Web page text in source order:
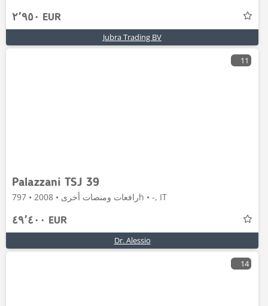
٢٬٩٥٠ EUR
Jubra Trading BV
11
Palazzani TSJ 39
رافعات ومنصات أخرى • 2008 • 797h • -, IT
٤٩٬٤٠٠ EUR
Dr. Alessio
14